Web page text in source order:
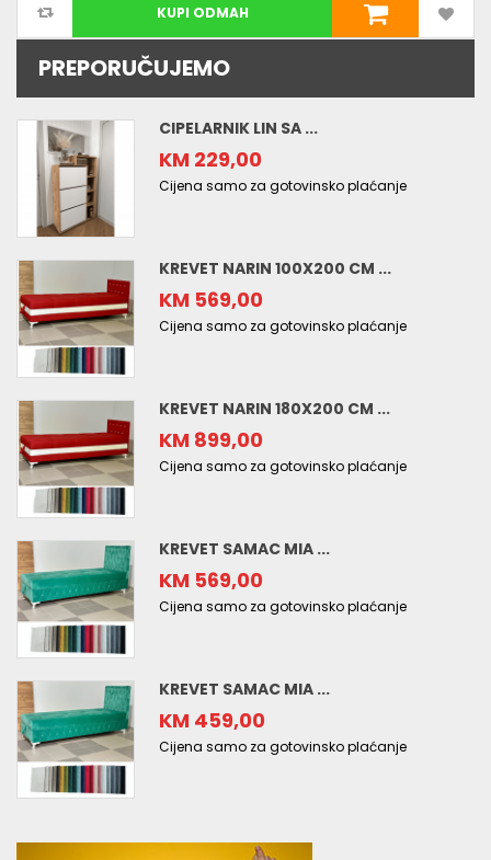
KUPI ODMAH
PREPORUČUJEMO
CIPELARNIK LIN SA ...
KM 229,00
Cijena samo za gotovinsko plaćanje
KREVET NARIN 100X200 CM ...
KM 569,00
Cijena samo za gotovinsko plaćanje
KREVET NARIN 180X200 CM ...
KM 899,00
Cijena samo za gotovinsko plaćanje
KREVET SAMAC MIA ...
KM 569,00
Cijena samo za gotovinsko plaćanje
KREVET SAMAC MIA ...
KM 459,00
Cijena samo za gotovinsko plaćanje